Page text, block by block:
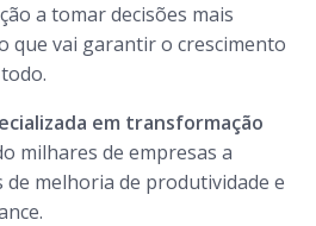
a tomar decisões mais
que vai garantir o crescimento
em transformação
milhares de empresas a
melhoria de produtividade e